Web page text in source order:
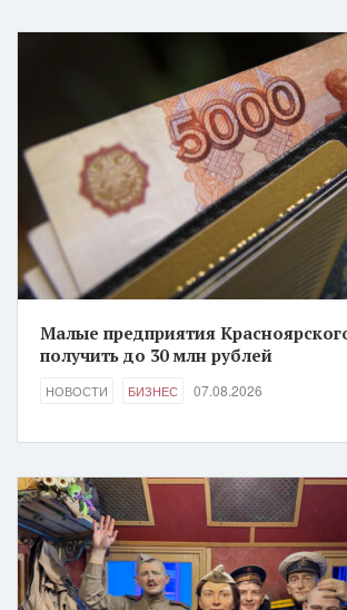
Малые предприятия
получить до 30 млн рублей
НОВОСТИ БИЗНЕС 07.08.2026